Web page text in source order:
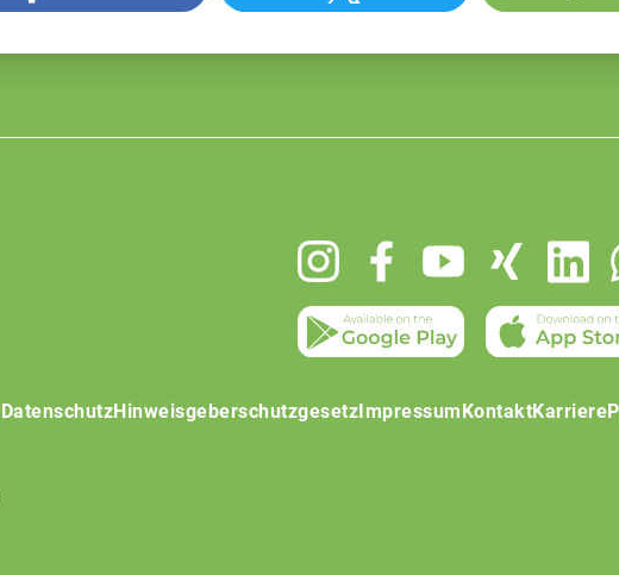
DatenschutzHinweisgeberschutzgesetzImpressumKontaktKarriere